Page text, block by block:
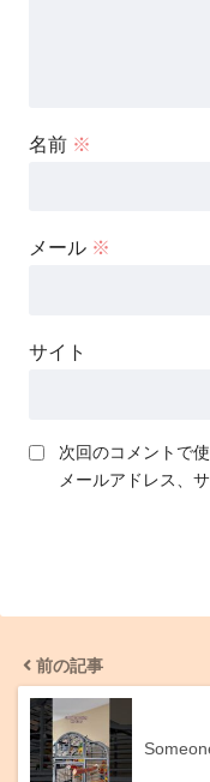
名前 ※
メール ※
サイト
次回のコメントで
メールアドレス、
前の記事